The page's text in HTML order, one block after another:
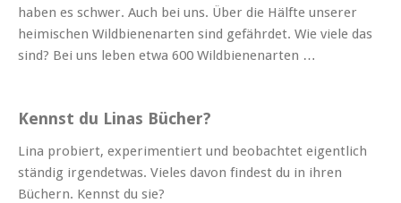
haben es schwer. Auch bei uns. Über die Hälfte unserer
heimischen Wildbienenarten sind gefährdet. Wie viele das
sind? Bei uns leben etwa 600 Wildbienenarten …
Kennst du Linas Bücher?
Lina probiert, experimentiert und beobachtet eigentlich
ständig irgendetwas. Vieles davon findest du in ihren
Büchern. Kennst du sie?